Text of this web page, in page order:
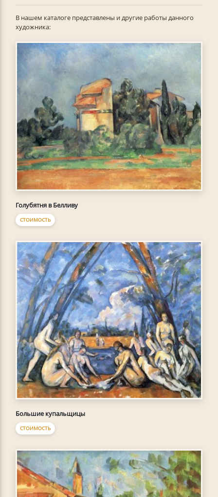
В нашем каталоге представлены и другие работы данного
художника:
Голубятня в Белливу
СТОИМОСТЬ
Большие купальщицы
СТОИМОСТЬ